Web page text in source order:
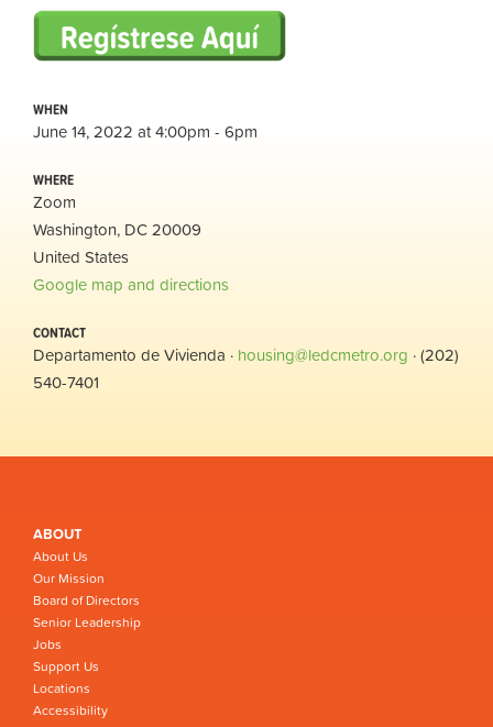
WHEN
June 14, 2022 at 4:00pm - 6pm
WHERE
Zoom
Washington, DC 20009
United States
Google map and directions
CONTACT
Departamento de Vivienda · housing@ledcmetro.org · (202)
540-7401
ABOUT
About Us
Our Mission
Board of Directors
Senior Leadership
Jobs
Support Us
Locations
Accessibility